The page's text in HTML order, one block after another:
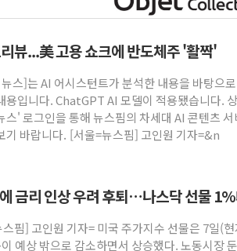
뷰...美 고용 쇼크에 반도체주 '활짝'
스]는 AI 어시스턴트가 분석한 내용을 바탕으
용입니다. ChatGPT AI 모델이 적용됐습니다.
스' 로그인을 통해 뉴스핌의 차세대 AI 콘텐츠 서
기 바랍니다. [서울=뉴스핌] 고인원 기자=&n
금리 인상 우려 후퇴…나스닥 선물
핌] 고인원 기자= 미국 주가지수 선물은 7일(
예상 밖으로 감소하면서 상승했다. 노동시장